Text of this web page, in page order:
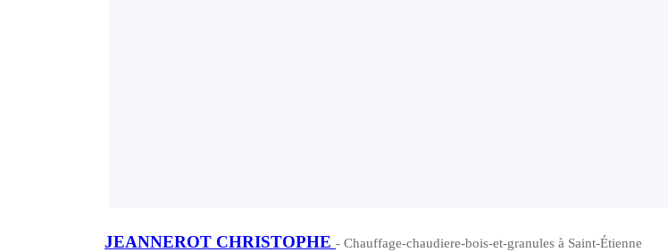
JEANNEROT CHRISTOPHE - Chauffage-chaudiere-bois-et-granules à Saint-Étienne